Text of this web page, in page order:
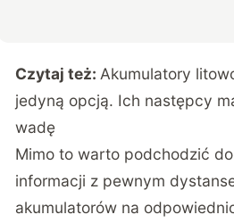
Czytaj też: Akumulatory
jedyną opcją. Ich następcy
wadę
Mimo to warto podchodzić
informacji z pewnym
akumulatorów na